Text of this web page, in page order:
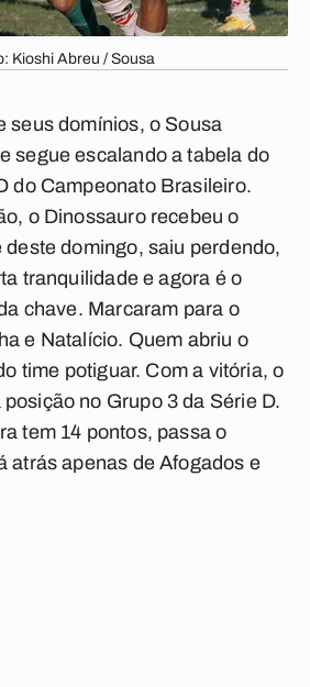
Kioshi Abreu / Sousa
seus domínios, o Sousa
segue escalando a tabela do
do Campeonato Brasileiro.
o Dinossauro recebeu o
deste domingo, saiu perdendo,
tranquilidade e agora é o
chave. Marcaram para o
e Natalício. Quem abriu o
time potiguar. Com a vitória, o
no Grupo 3 da Série D.
tem 14 pontos, passa o
atrás apenas de Afogados e